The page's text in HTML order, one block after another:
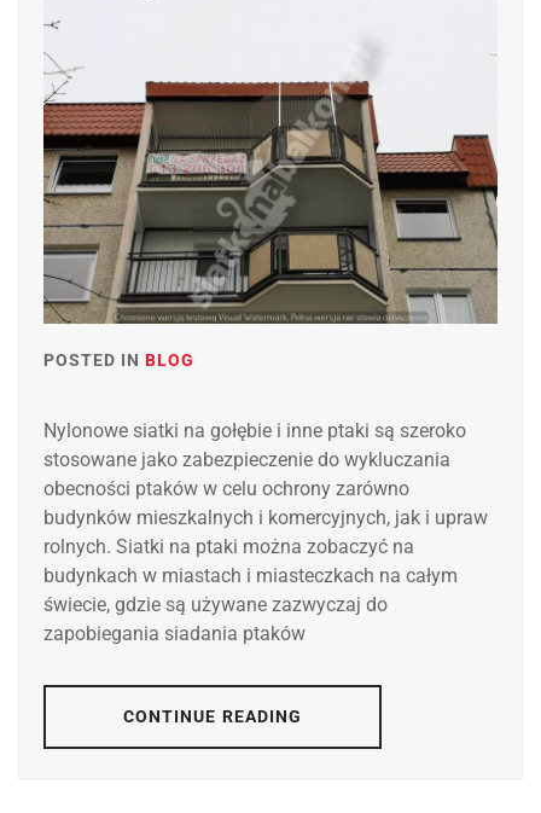
POSTED IN BLOG
Nylonowe siatki na gołębie i inne ptaki są szeroko
stosowane jako zabezpieczenie do wykluczania
obecności ptaków w celu ochrony zarówno
budynków mieszkalnych i komercyjnych, jak i upraw
rolnych. Siatki na ptaki można zobaczyć na
budynkach w miastach i miasteczkach na całym
świecie, gdzie są używane zazwyczaj do
zapobiegania siadania ptaków
CONTINUE READING